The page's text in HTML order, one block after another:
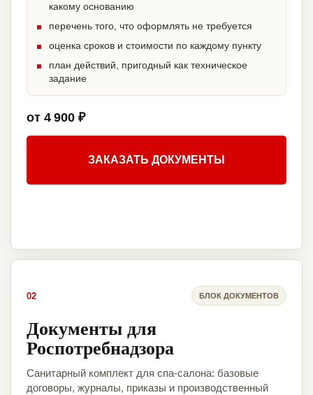
какому основанию
перечень того, что оформлять не требуется
оценка сроков и стоимости по каждому пункту
план действий, пригодный как техническое
задание
от 4 900 ₽
ЗАКАЗАТЬ ДОКУМЕНТЫ
02 БЛОК ДОКУМЕНТОВ
Документы для
Роспотребнадзора
Санитарный комплект для спа-салона: базовые
договоры, журналы, приказы и производственный